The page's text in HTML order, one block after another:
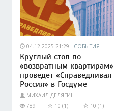
04.12.2025 21:29 СОБЫТИЯ
Круглый стол по
«возвратным квартирам»
проведёт «Справедливая
Россия» в Госдуме
МИХАИЛ ДЕЛЯГИН
789
10 (1) 10 (1)